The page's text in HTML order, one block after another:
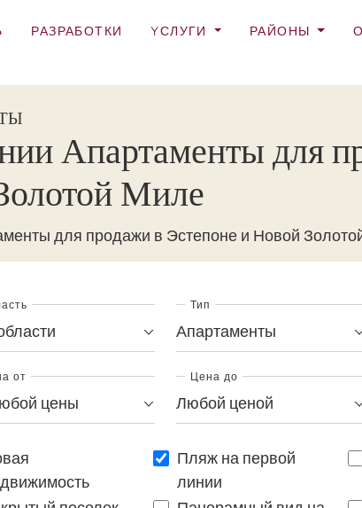
РАЗРАБОТКИ YСЛУГИ РАЙОНЫ
Апартаменты для
Миле
для продажи в Эстепоне и Новой
Тип
Апартаменты
от
цены
Цена до
Любой ценой
Пляж на первой
линии